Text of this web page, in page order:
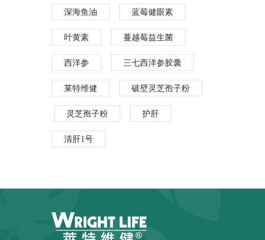
深海鱼油 蓝莓健眼素
叶黄素 蔓越莓益生菌
西洋参 三七西洋参胶囊
莱特维健 破壁灵芝孢子粉
灵芝孢子粉 护肝
清肝1号